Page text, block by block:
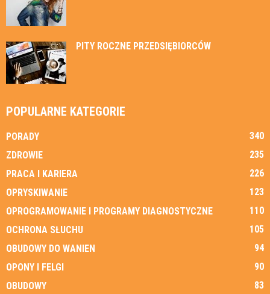
PITY ROCZNE PRZEDSIĘBIORCÓW
POPULARNE KATEGORIE
PORADY
340
ZDROWIE
235
PRACA I KARIERA
226
OPRYSKIWANIE
123
OPROGRAMOWANIE I PROGRAMY DIAGNOSTYCZNE
110
OCHRONA SŁUCHU
105
OBUDOWY DO WANIEN
94
OPONY I FELGI
90
OBUDOWY
83